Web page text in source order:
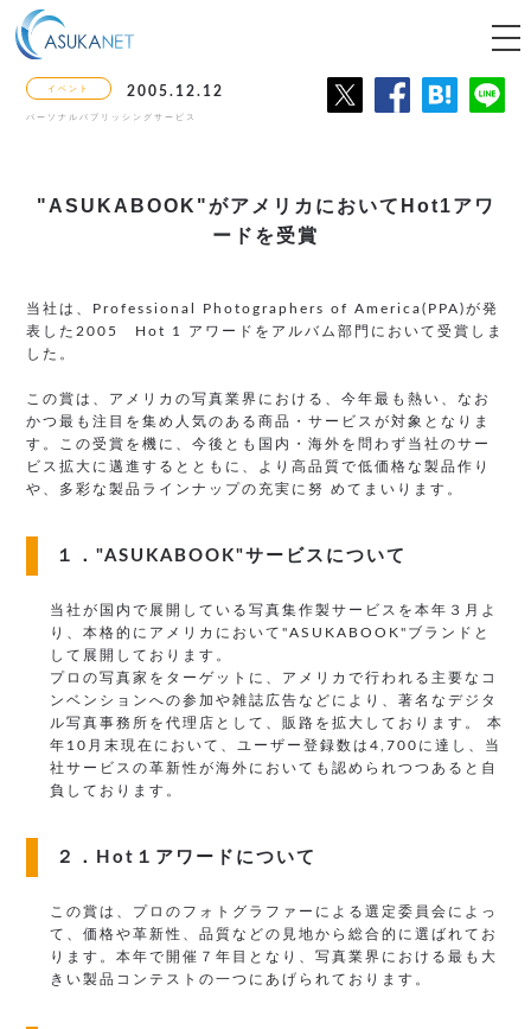
イベント 2005.12.12
パーソナルパブリッシングサービス
"ASUKABOOK"がアメリカにおいてHot1アワ
ードを受賞
当社は、Professional Photographers of America(PPA)が発
表した2005 Hot 1 アワードをアルバム部門において受賞しま
した。
この賞は、アメリカの写真業界における、今年最も熱い、なお
かつ最も注目を集め人気のある商品・サービスが対象となりま
す。この受賞を機に、今後とも国内・海外を問わず当社のサー
ビス拡大に邁進するとともに、より高品質で低価格な製品作り
や、多彩な製品ラインナップの充実に努 めてまいります。
１．"ASUKABOOK"サービスについて
当社が国内で展開している写真集作製サービスを本年３月よ
り、本格的にアメリカにおいて"ASUKABOOK"ブランドと
して展開しております。
プロの写真家をターゲットに、アメリカで行われる主要なコ
ンベンションへの参加や雑誌広告などにより、著名なデジタ
ル写真事務所を代理店として、販路を拡大しております。 本
年10月末現在において、ユーザー登録数は4,700に達し、当
社サービスの革新性が海外においても認められつつあると自
負しております。
２．Hot１アワードについて
この賞は、プロのフォトグラファーによる選定委員会によっ
て、価格や革新性、品質などの見地から総合的に選ばれてお
ります。本年で開催７年目となり、写真業界における最も大
きい製品コンテストの一つにあげられております。